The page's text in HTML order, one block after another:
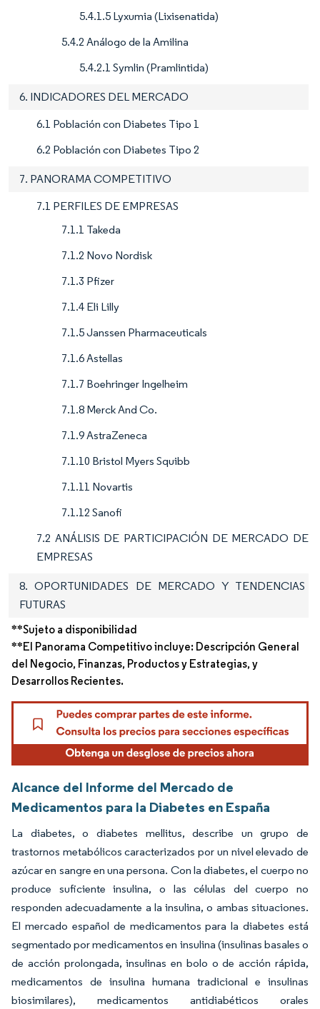
5.4.1.5 Lyxumia (Lixisenatida)
5.4.2 Análogo de la Amilina
5.4.2.1 Symlin (Pramlintida)
6. INDICADORES DEL MERCADO
6.1 Población con Diabetes Tipo 1
6.2 Población con Diabetes Tipo 2
7. PANORAMA COMPETITIVO
7.1 PERFILES DE EMPRESAS
7.1.1 Takeda
7.1.2 Novo Nordisk
7.1.3 Pfizer
7.1.4 Eli Lilly
7.1.5 Janssen Pharmaceuticals
7.1.6 Astellas
7.1.7 Boehringer Ingelheim
7.1.8 Merck And Co.
7.1.9 AstraZeneca
7.1.10 Bristol Myers Squibb
7.1.11 Novartis
7.1.12 Sanofi
7.2 ANÁLISIS DE PARTICIPACIÓN DE MERCADO DE
EMPRESAS
8. OPORTUNIDADES DE MERCADO Y TENDENCIAS
FUTURAS
**Sujeto a disponibilidad
**El Panorama Competitivo incluye: Descripción General
del Negocio, Finanzas, Productos y Estrategias, y
Desarrollos Recientes.
Alcance del Informe del Mercado de
Medicamentos para la Diabetes en España
La diabetes, o diabetes mellitus, describe un grupo de
trastornos metabólicos caracterizados por un nivel elevado de
azúcar en sangre en una persona. Con la diabetes, el cuerpo no
produce suficiente insulina, o las células del cuerpo no
responden adecuadamente a la insulina, o ambas situaciones.
El mercado español de medicamentos para la diabetes está
segmentado por medicamentos en insulina (insulinas basales o
de acción prolongada, insulinas en bolo o de acción rápida,
medicamentos de insulina humana tradicional e insulinas
biosimilares), medicamentos antidiabéticos orales